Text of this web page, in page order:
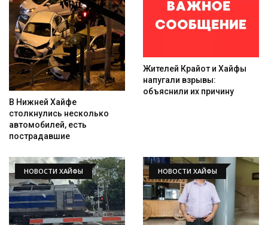
В Нижней Хайфе
столкнулись несколько
автомобилей, есть
пострадавшие
Жителей Крайот и Хайфы
напугали взрывы:
объяснили их причину
НОВОСТИ ХАЙФЫ НОВОСТИ ХАЙФЫ